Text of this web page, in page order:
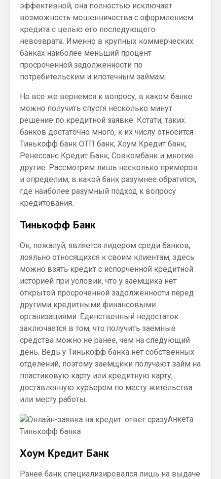
эффективной, она полностью исключает
возможность мошенничества с оформлением
кредита с целью его последующего
невозврата. Именно в крупных коммерческих
банках наиболее меньший процент
просроченной задолженности по
потребительским и ипотечным займам.
Но все же вернемся к вопросу, в каком банке
можно получить спустя несколько минут
решение по кредитной заявке. Кстати, таких
банков достаточно много, к их числу относится
Тинькофф банк ОТП банк, Хоум Кредит банк,
Ренессанс Кредит Банк, Совкомбанк и многие
другие. Рассмотрим лишь несколько примеров
и определим, в какой банк разумнее обратится,
где наиболее разумный подход к вопросу
кредитования.
Тинькофф Банк
Он, пожалуй, является лидером среди банков,
лояльно относящихся к своим клиентам, здесь
можно взять кредит с испорченной кредитной
историей при условии, что у заемщика нет
открытой просроченной задолженности перед
другими кредитными финансовыми
организациями. Единственный недостаток
заключается в том, что получить заемные
средства можно не ранее, чем на следующий
день. Ведь у Тинькофф банка нет собственных
отделений, поэтому заемщики получают займ на
пластиковую карту или кредитную карту,
доставленную курьером по месту жительства
или месту работы.
Анкета
Тинькофф банка
Хоум Кредит Банк
Ранее банк специализировался лишь на выдаче